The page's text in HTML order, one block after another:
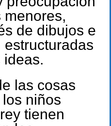
menores,
de dibujos e
ideas.
las cosas
niños
tienen